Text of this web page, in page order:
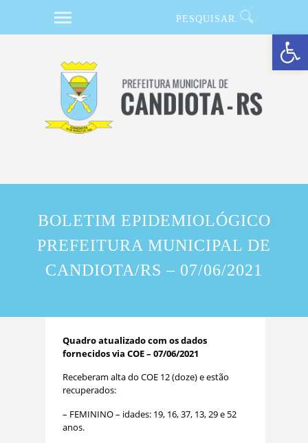
Barra de Ferramentas Aberta
BOLETIM EPIDEMIOLÓGICO
PREFEITURA MUNICIPAL DE
CANDIOTA/RS – 07/06/2021
Quadro atualizado com os dados
fornecidos via COE – 07/06/2021
Receberam alta do COE 12 (doze) e estão
recuperados:
– FEMININO – idades: 19, 16, 37, 13, 29 e 52
anos.